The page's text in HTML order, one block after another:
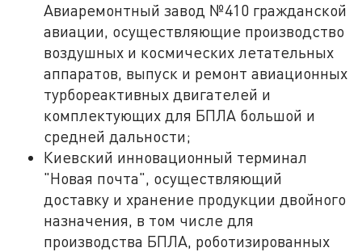
Авиаремонтный завод №410 гражданской
авиации, осуществляющие производство
воздушных и космических летательных
аппаратов, выпуск и ремонт авиационных
турбореактивных двигателей и
комплектующих для БПЛА большой и
средней дальности;
Киевский инновационный терминал
"Новая почта", осуществляющий
доставку и хранение продукции двойного
назначения, в том числе для
производства БПЛА, роботизированных